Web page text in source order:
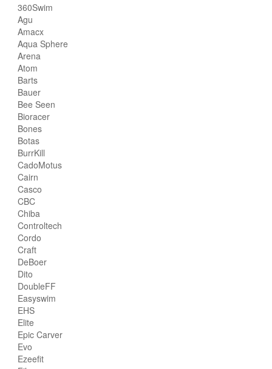
360Swim
Agu
Amacx
Aqua Sphere
Arena
Atom
Barts
Bauer
Bee Seen
Bioracer
Bones
Botas
BurrKill
CadoMotus
Cairn
Casco
CBC
Chiba
Controltech
Cordo
Craft
DeBoer
Dito
DoubleFF
Easyswim
EHS
Elite
Epic Carver
Evo
Ezeefit